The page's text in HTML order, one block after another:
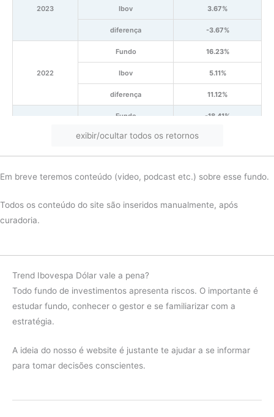
2023 Ibov 3.67%
diferença -3.67%
2022
Fundo 16.23%
Ibov 5.11%
diferença 11.12%
Fundo -18.41%
Ibov
diferença -6.33%
2020
Fundo -26.44%
Ibov 3.07%
diferença 1.95%
exibir/ocultar todos os retornos
Em breve teremos conteúdo (video, podcast etc.) sobre esse fundo.
Todos os conteúdo do site são inseridos manualmente, após
curadoria.
Trend Ibovespa Dólar vale a pena?
Todo fundo de investimentos apresenta riscos. O importante é
estudar fundo, conhecer o gestor e se familiarizar com a
estratégia.
A ideia do nosso é website é justante te ajudar a se informar
para tomar decisões conscientes.